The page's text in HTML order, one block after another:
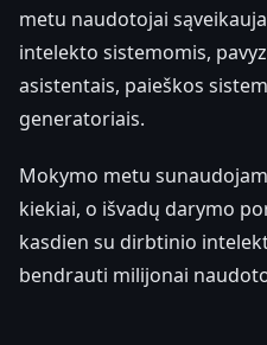
metu naudotojai
intelekto sistemomis,
asistentais, paieškos
generatoriais.
Mokymo metu
kiekiai, o išvadų darymo
kasdien su dirbtinio
bendrauti milijonai